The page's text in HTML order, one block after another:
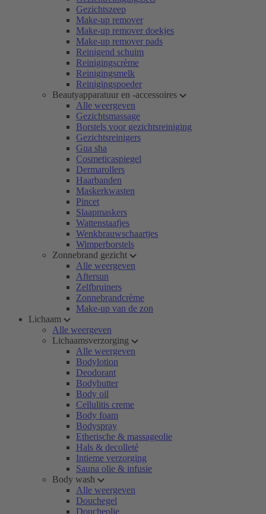
Gezichtszeep
Make-up remover
Make-up remover doekjes
Make-up remover pads
Reinigend schuim
Reinigingscrème
Reinigingsmelk
Reinigingspoeder
Beautyapparatuur en -accessoires
Alle weergeven
Gezichtsmassage
Borstels voor gezichtsreiniging
Gezichtsreinigers
Gua sha
Cosmeticaspiegel
Dermarollers
Haarbanden
Maskerkwasten
Pincet
Slaapmaskers
Wattenstaafjes
Wenkbrauwschaartjes
Wimperborstels
Zonnebrand gezicht
Alle weergeven
Aftersun
Zelfbruiners
Zonnebrandcrème
Make-up van de zon
Lichaam
Alle weergeven
Lichaamsverzorging
Alle weergeven
Bodylotion
Deodorant
Bodybutter
Body oil
Cellulitis creme
Body foam
Bodyspray
Etherische & massageolie
Hals & decolleté
Intieme verzorging
Sauna olie & infusie
Body wash
Alle weergeven
Douchegel
Doucheolie